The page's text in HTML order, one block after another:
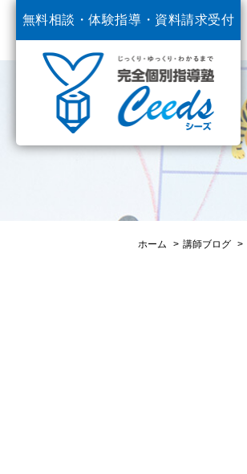
無料相談・体験指導・ 資料請求受付
中
ホーム 講師ブログ